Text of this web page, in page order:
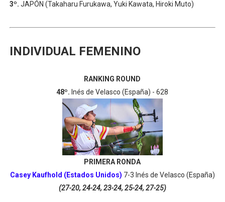
3º. JAPÓN (Takaharu Furukawa, Yuki Kawata, Hiroki Muto)
INDIVIDUAL FEMENINO
RANKING ROUND
48º. Inés de Velasco (España) - 628
PRIMERA RONDA
Casey Kaufhold (Estados Unidos) 7-3 Inés de Velasco (España)
(27-20, 24-24, 23-24, 25-24, 27-25)